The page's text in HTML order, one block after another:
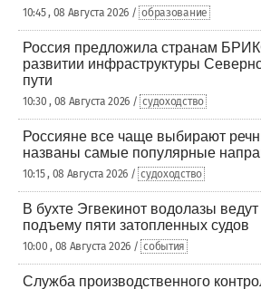
10:45 , 08 Августа 2026 / образование
Россия предложила странам
развитии инфраструктуры
пути
10:30 , 08 Августа 2026 / судоходство
Россияне все чаще выбирают
названы самые популярные
10:15 , 08 Августа 2026 / судоходство
В бухте Эгвекинот водолазы ведут
подъему пяти затопленных судов
10:00 , 08 Августа 2026 / события
Служба производственного